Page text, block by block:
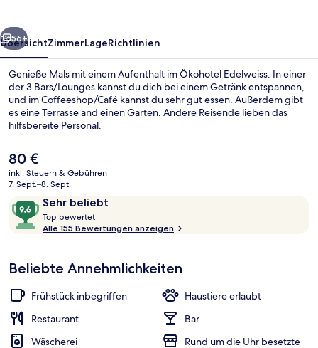
Weiter
56+
ÜbersichtZimmerLageRichtlinien
Genieße Mals mit einem Aufenthalt im Ökohotel Edelweiss. In einer
der 3 Bars/Lounges kannst du dich bei einem Getränk entspannen,
und im Coffeeshop/Café kannst du sehr gut essen. Außerdem gibt
es eine Terrasse and einen Garten. Andere Reisende lieben das
hilfsbereite Personal.
Der
aktuelle
Preis
80 €.
80 €
inkl. Steuern & Gebühren
7. Sept.–8. Sept.
Bewertungen
Sehr beliebt
9,6
von
10,
beliebt
Top bewertet
o
b
w
e
Alle 155 Bewertungen anzeigen
Beliebte Annehmlichkeiten
Frühstück inbegriffen
Haustiere erlaubt
Restaurant
Bar
Wäscherei
Rund um die Uhr besetzte